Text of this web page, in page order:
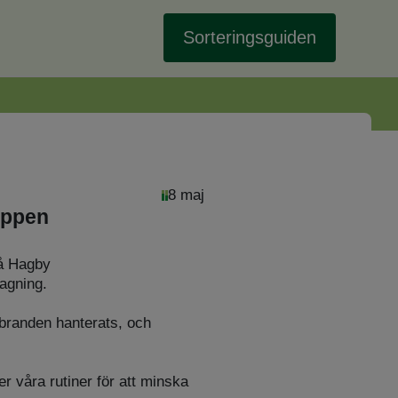
Sorteringsguiden
8 maj
Hagby
hanterats, och
våra rutiner för att minska